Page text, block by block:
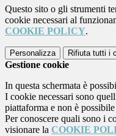
Questo sito o gli strumenti
cookie necessari al
COOKIE POLICY.
Personalizza Rifiuta tutti i
Gestione cookie
In questa schermata è
I cookie necessari sono
piattaforma e non è
Per conoscere quali sono i
visionare la COOKIE